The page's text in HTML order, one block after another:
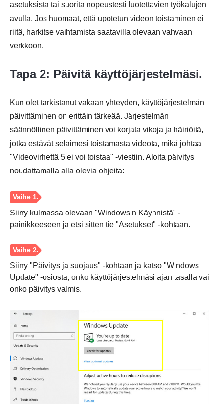
asetuksista tai suorita nopeustesti luotettavien työkalujen
avulla. Jos huomaat, että upotetun videon toistaminen ei
riitä, harkitse vaihtamista saatavilla olevaan vahvaan
verkkoon.
Tapa 2: Päivitä käyttöjärjestelmäsi.
Kun olet tarkistanut vakaan yhteyden, käyttöjärjestelmän
päivittäminen on erittäin tärkeää. Järjestelmän
säännöllinen päivittäminen voi korjata vikoja ja häiriöitä,
jotka estävät selaimesi toistamasta videota, mikä johtaa
"Videovirhettä 5 ei voi toistaa" -viestiin. Aloita päivitys
noudattamalla alla olevia ohjeita:
Siirry kulmassa olevaan "Windowsin Käynnistä" -
painikkeeseen ja etsi sitten tie "Asetukset" -kohtaan.
Siirry "Päivitys ja suojaus" -kohtaan ja katso "Windows
Update" -osiosta, onko käyttöjärjestelmäsi ajan tasalla vai
onko päivitys valmis.